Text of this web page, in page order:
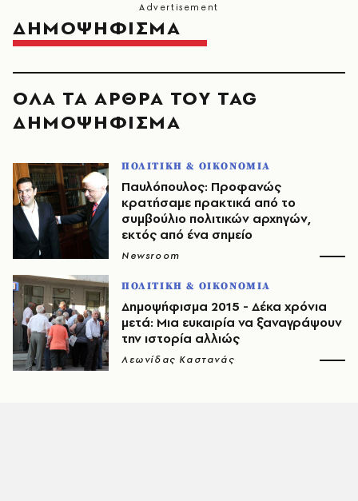
ΔΗΜΟΨΗΦΙΣΜΑ
ΟΛΑ ΤΑ ΑΡΘΡΑ ΤΟΥ TAG
ΔΗΜΟΨΗΦΙΣΜΑ
ΠΟΛΙΤΙΚΗ & ΟΙΚΟΝΟΜΙΑ
Παυλόπουλος: Προφανώς
κρατήσαμε πρακτικά από το
συμβούλιο πολιτικών αρχηγών,
εκτός από ένα σημείο
Newsroom
ΠΟΛΙΤΙΚΗ & ΟΙΚΟΝΟΜΙΑ
Δημοψήφισμα 2015 - Δέκα χρόνια
μετά: Μια ευκαιρία να ξαναγράψουν
την ιστορία αλλιώς
Λεωνίδας Καστανάς